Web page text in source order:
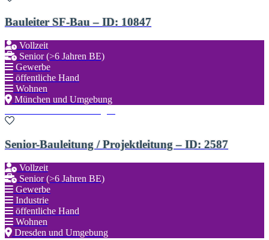
Bauleiter SF-Bau – ID: 10847
Vollzeit
Senior (>6 Jahren BE)
Gewerbe
öffentliche Hand
Wohnen
München und Umgebung
Senior-Bauleitung / Projektleitung – ID: 2587
Vollzeit
Senior (>6 Jahren BE)
Gewerbe
Industrie
öffentliche Hand
Wohnen
Dresden und Umgebung